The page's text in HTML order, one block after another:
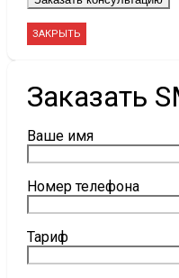
ЗАКРЫТЬ
Заказать
Ваше имя
Номер телефона
Тариф